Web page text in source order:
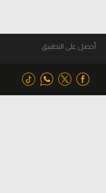
أحصل على التطبيق